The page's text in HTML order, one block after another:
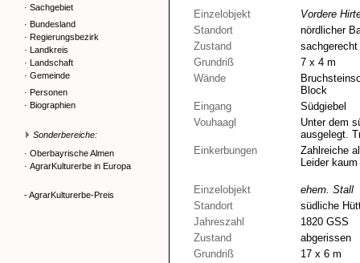
· Sachgebiet
· Bundesland
· Regierungsbezirk
· Landkreis
· Landschaft
· Gemeinde
· Personen
· Biographien
Sonderbereiche:
· Oberbayrische Almen
· AgrarKulturerbe in Europa
- AgrarKulturerbe-Preis
Einzelobjekt
Vordere
Standort
nördlicher
Zustand
sachgerecht
Grundriß
7 x 4 m
Wände
Block
Eingang
Südgiebel
Vouhaagl
Unter dem
ausgelegt.
Einkerbungen
Zahlreiche
Leider
Einzelobjekt
ehem. Stall
Standort
südliche
Jahreszahl
1820 GSS
Zustand
abgerissen
Grundriß
17 x 6 m